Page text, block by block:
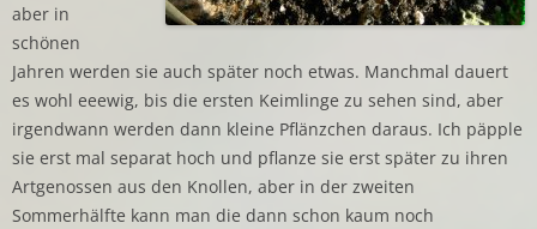
aber in
schönen
Jahren werden sie auch später noch etwas. Manchmal dauert
es wohl eeewig, bis die ersten Keimlinge zu sehen sind, aber
irgendwann werden dann kleine Pflänzchen daraus. Ich päpple
sie erst mal separat hoch und pflanze sie erst später zu ihren
Artgenossen aus den Knollen, aber in der zweiten
Sommerhälfte kann man die dann schon kaum noch